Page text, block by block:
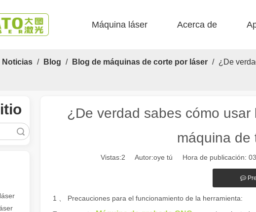
Máquina láser Acerca de
Noticias / Blog / Blog de máquinas de corte por láser / ¿De
sobresalientes de las máquinas de marcado láser en la
¿De verdad sabes cómo
máquina de
Vistas:2 Autor:oye tú Hora de publicación:
1 、 Precauciones para el funcionamiento de la herramienta: